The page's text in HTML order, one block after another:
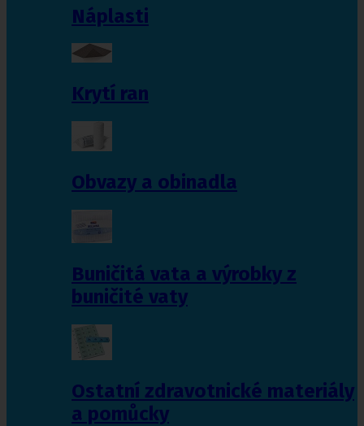
Náplasti
Krytí ran
Obvazy a obinadla
Buničitá vata a výrobky z
buničité vaty
Ostatní zdravotnické materiály
a pomůcky